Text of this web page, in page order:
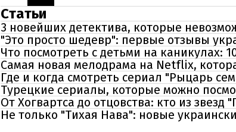
Статьи
3 новейших детектива, которые
"Это просто шедевр": первые отзывы
Что посмотреть с детьми на каникулах:
Самая новая мелодрама на Netflix,
Где и когда смотреть сериал "Рыцарь
Турецкие сериалы, которые можно
От Хогвартса до отцовства: кто из
Не только "Тихая Нава": новые